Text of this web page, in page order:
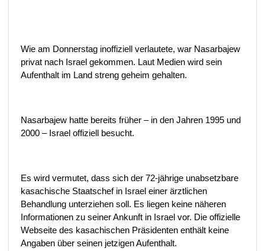
Wie am Donnerstag inoffiziell verlautete, war Nasarbajew
privat nach Israel gekommen. Laut Medien wird sein
Aufenthalt im Land streng geheim gehalten.
Nasarbajew hatte bereits früher – in den Jahren 1995 und
2000 – Israel offiziell besucht.
Es wird vermutet, dass sich der 72-jährige unabsetzbare
kasachische Staatschef in Israel einer ärztlichen
Behandlung unterziehen soll. Es liegen keine näheren
Informationen zu seiner Ankunft in Israel vor. Die offizielle
Webseite des kasachischen Präsidenten enthält keine
Angaben über seinen jetzigen Aufenthalt.